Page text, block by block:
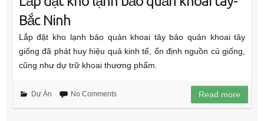
Bắc Ninh
Lắp đặt kho lạnh bảo quản khoai tây bảo quản khoai tây
giống đã phát huy hiệu quả kinh tế, ổn định nguồn củ giống,
cũng như dự trữ khoai thương phẩm.
Dự Án No Comments Read more